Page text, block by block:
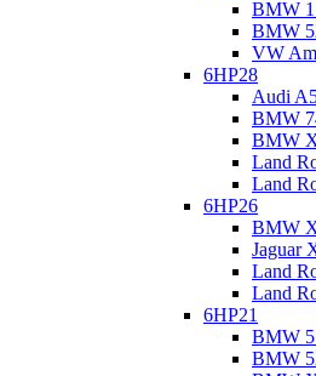
BMW 1
BMW
VW
6HP28
Audi
BMW
BMW
Land
Land
6HP26
BMW
Jaguar
Land
Land
6HP21
BMW 5
BMW